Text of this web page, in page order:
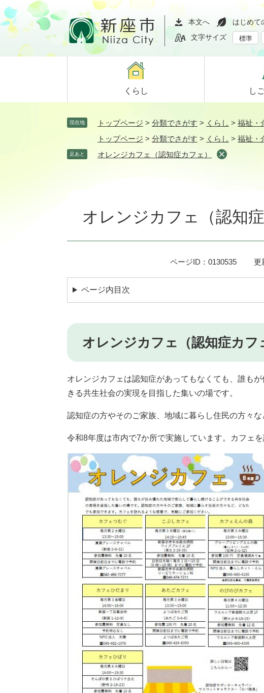
ペ
ー
ジ
メ
ニ
ュ
て
本文へ はじめて
文字サイズ
標準
くらし し
現在地 トップページ > 分類でさがす > くらし > 福祉・
トップページ > 分類でさがす > くらし > 福祉・
足あと オレンジカフェ（認知症カフェ）
オレンジカフェ（認知症
ページID：0130535 更
ページ内目次
オレンジカフェ（認知症カ
オレンジカフェは認知症があってもなくても、誰も
きる共生社会の実現を目指した集いの場です。
認知症の方やそのご家族、地域に暮らし住民の方々な
令和8年度は市内で7か所で実施しています。カフェ